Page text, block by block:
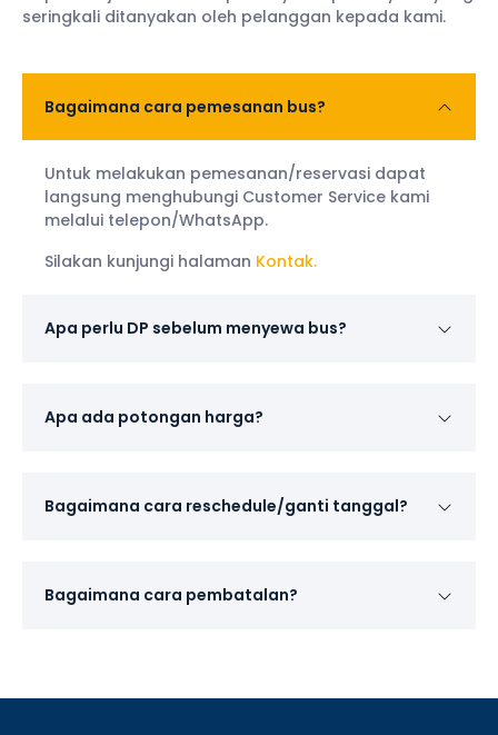
seringkali ditanyakan oleh pelanggan kepada kami.
Bagaimana cara pemesanan bus?
Untuk melakukan pemesanan/reservasi dapat
langsung menghubungi Customer Service kami
melalui telepon/WhatsApp.
Silakan kunjungi halaman Kontak.
Apa perlu DP sebelum menyewa bus?
Apa ada potongan harga?
Bagaimana cara reschedule/ganti tanggal?
Bagaimana cara pembatalan?